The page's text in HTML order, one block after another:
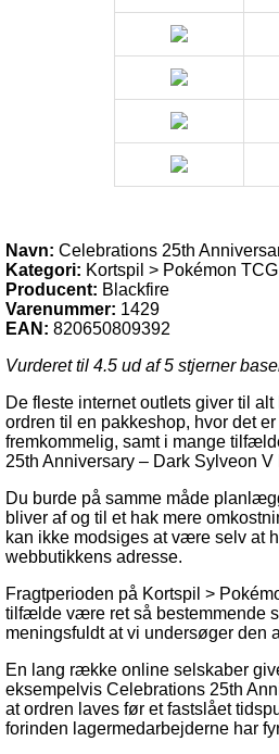
Navn: Celebrations 25th
Kategori: Kortspil > Pokémon
Producent: Blackfire
Varenummer: 1429
EAN: 820650809392
Vurderet til 4.5 ud af 5 stjerner
De fleste internet outlets giver til
ordren til en pakkeshop, hvor det
fremkommelig, samt i mange
25th Anniversary – Dark Sylveon
Du burde på samme måde
bliver af og til et hak mere
kan ikke modsiges at være selv at
webbutikkens adresse.
Fragtperioden på Kortspil >
tilfælde være ret så bestemmende
meningsfuldt at vi undersøger den
En lang række online selskaber
eksempelvis Celebrations 25th
at ordren laves før et fastslået
forinden lagermedarbejderne har